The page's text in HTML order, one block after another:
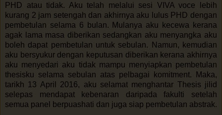
PHD atau tidak. Aku telah melalui sesi VIVA voce lebih
kurang 2 jam setengah dan akhirnya aku lulus PHD dengan
pembetulan selama 6 bulan. Mulanya aku kecewa kerana
agak lama masa diberikan sedangkan aku menyangka aku
boleh dapat pembetulan untuk sebulan. Namun, kemudian
aku bersyukur dengan keputusan diberikan kerana akhirnya
aku menyedari aku tidak mampu menyiapkan pembetulan
thesisku selama sebulan atas pelbagai komitment. Maka,
tarikh 13 April 2016, aku selamat menghantar Thesis jilid
selepas mendapat kebenaran daripada fakulti setelah
semua panel berpuashati dan juga siap pembetulan abstrak.